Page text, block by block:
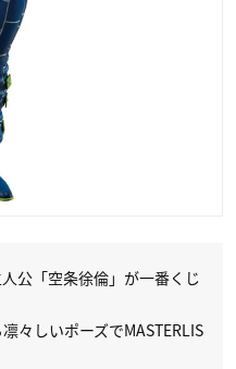
公「空条徐倫」が一番くじ
々しいポーズでMASTERLIS